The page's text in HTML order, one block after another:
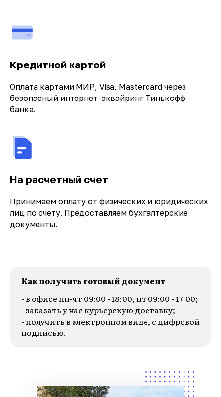
Кредитной картой
Оплата картами МИР, Visa, Mastercard через
безопасный интернет-эквайринг Тинькофф
банка.
На расчетный счет
Принимаем оплату от физических и юридических
лиц по счету. Предоставляем бухгалтерские
документы.
Как получить готовый документ
- в офисе пн-чт 09:00 - 18:00, пт 09:00 - 17:00;
- заказать у нас курьерскую доставку;
- получить в электронном виде, с цифровой
подписью.